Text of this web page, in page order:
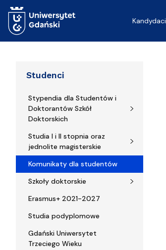
Kandydaci
Studenci
Stypendia dla Studentów i
Doktorantów Szkół
Doktorskich
Studia I i II stopnia oraz
jednolite magisterskie
Komunikaty dla studentów
Szkoły doktorskie
Erasmus+ 2021-2027
Studia podyplomowe
Gdański Uniwersytet
Trzeciego Wieku